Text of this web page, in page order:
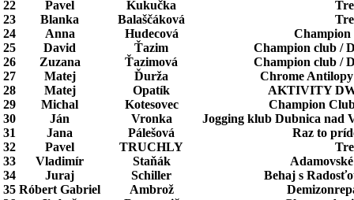
22
Pavel Kukučka
23
Blanka Balaščáková
24
Anna Hudecová
25
David Ťazim
Champion club /
26
Zuzana Ťazimová
Champion club /
27
Matej Ďurža
Chrome
28
Matej Opatík
AKTIVITY
29
Michal Kotesovec
Champion
30
Ján Vronka
Jogging klub Dubnica nad
31
Jana Pálešová
Raz to
32
Pavel TRUCHLY
33
Vladimír Staňák
34
Juraj Schiller
Behaj s
35 Róbert Gabriel Ambrož